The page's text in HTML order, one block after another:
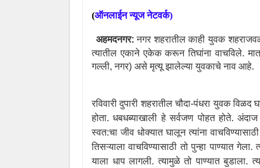
(ऑनलाईन न्यूज नेटवर्क)
अहमदनगर:नगर शहरातील काही युवक
त्यातील एकाने एकेक करून तिघांना वाचविले.
गल्ली,नगर) असे मृत्यू झालेल्या युवकाचे नाव आहे.
रविवारी दुपारी शहरातील चौदा-पंधरा युवक
होता. धबधब्याखाली हे सर्वजण पोहत होते.
स्वत:चा जीव धोक्यात घालून त्यांना
तिसऱ्याला वाचविण्यासाठी तो पुन्हा पाण्यात
याला धाप लागली. त्यामुळे तो पाण्यात